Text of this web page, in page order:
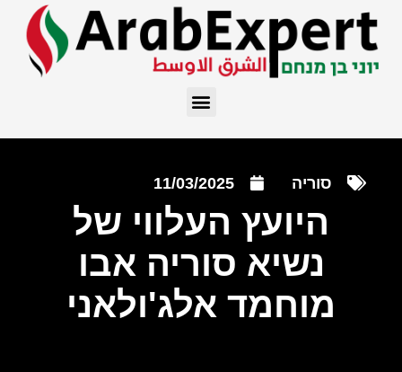
סוריה 11/03/2025
היועץ העלווי של
נשיא סוריה אבו
מוחמד אלג'ולאני